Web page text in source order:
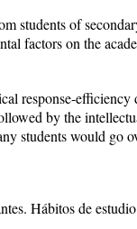
students of
factors on the
response-
by the
students would go
Hábitos de